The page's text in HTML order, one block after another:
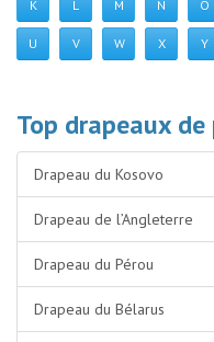
K L M N O
U V W X Y
Top drapeaux de
Drapeau du Kosovo
Drapeau de l’Angleterre
Drapeau du Pérou
Drapeau du Bélarus